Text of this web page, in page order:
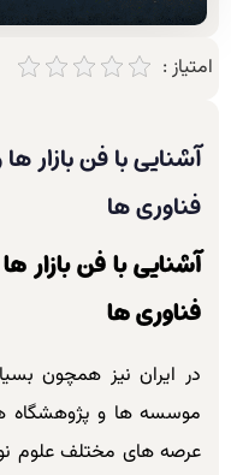
امتیاز :
آشنایی با فن بازار
فناوری ها
آشنایی با فن
فناوری ها
در ایران نیز همچون
موسسه ها و پژوهشگاه
عرصه های مختلف علوم